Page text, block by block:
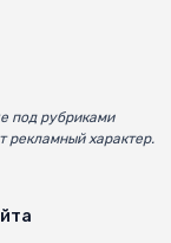
под рубриками
рекламный характер.